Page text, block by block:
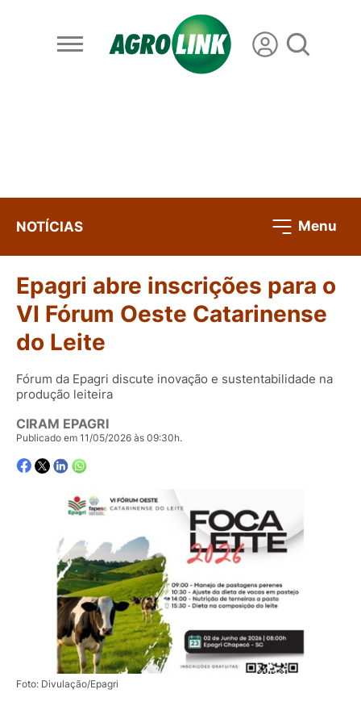
NOTÍCIAS Menu
Epagri abre inscrições para o
VI Fórum Oeste Catarinense
do Leite
Fórum da Epagri discute inovação e sustentabilidade na
produção leiteira
CIRAM EPAGRI
Publicado em 11/05/2026 às 09:30h.
Foto: Divulação/Epagri